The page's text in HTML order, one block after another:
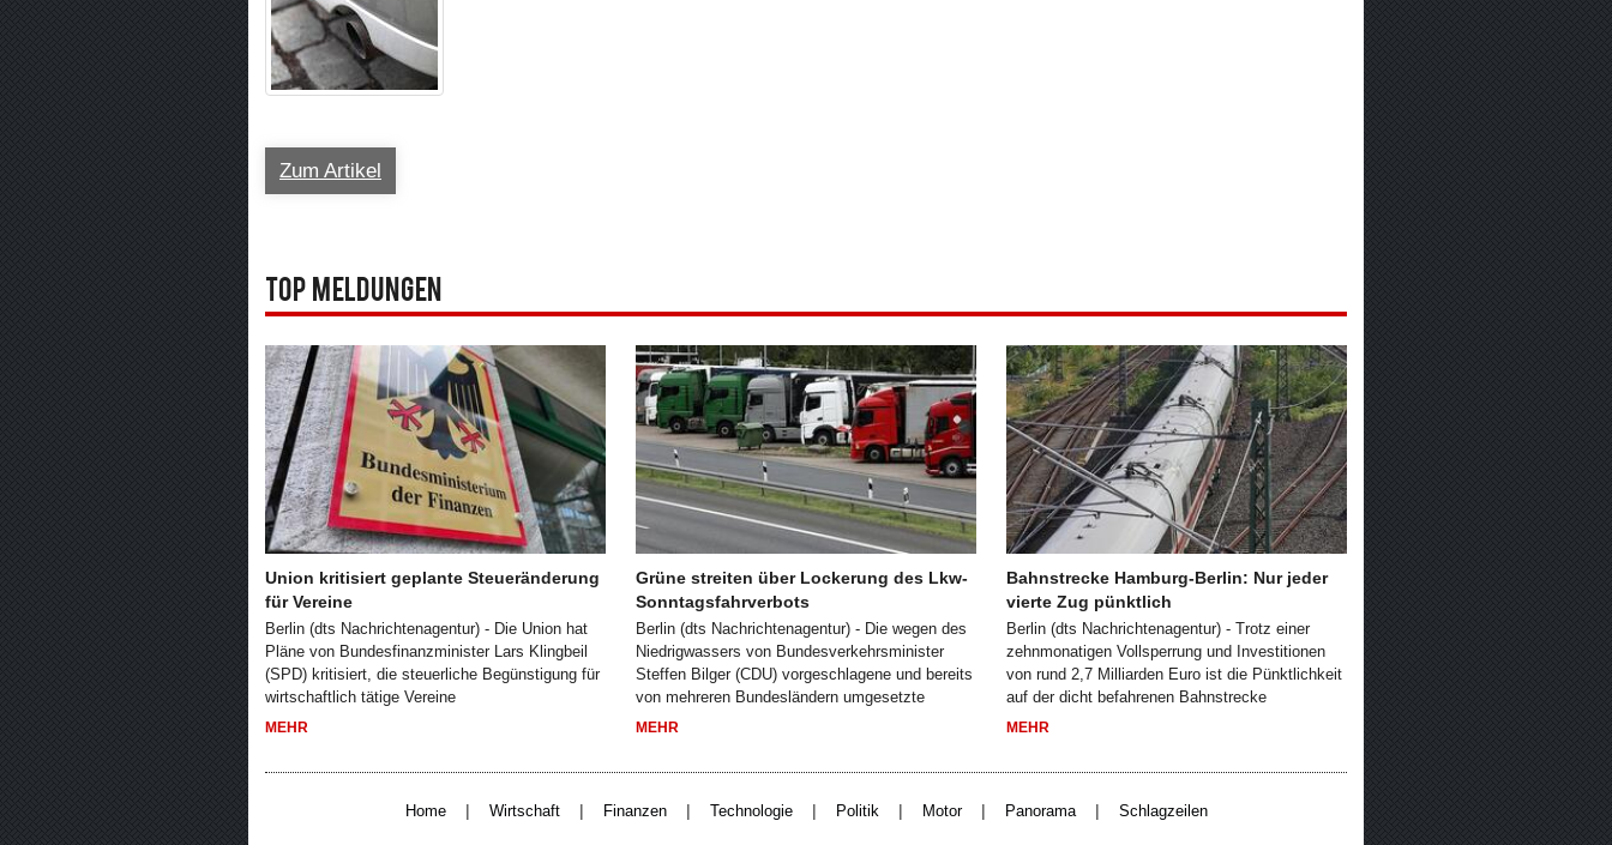
Zum Artikel
Top Meldungen
Union kritisiert geplante Steueränderung
für Vereine
Berlin (dts Nachrichtenagentur) - Die Union hat
Pläne von Bundesfinanzminister Lars Klingbeil
(SPD) kritisiert, die steuerliche Begünstigung für
wirtschaftlich tätige Vereine
MEHR
Grüne streiten über Lockerung des Lkw-
Sonntagsfahrverbots
Berlin (dts Nachrichtenagentur) - Die wegen des
Niedrigwassers von Bundesverkehrsminister
Steffen Bilger (CDU) vorgeschlagene und bereits
von mehreren Bundesländern umgesetzte
MEHR
Bahnstrecke Hamburg-Berlin: Nur jeder
vierte Zug pünktlich
Berlin (dts Nachrichtenagentur) - Trotz einer
zehnmonatigen Vollsperrung und Investitionen
von rund 2,7 Milliarden Euro ist die Pünktlichkeit
auf der dicht befahrenen Bahnstrecke
MEHR
Home | Wirtschaft | Finanzen | Technologie | Politik | Motor | Panorama | Schlagzeilen